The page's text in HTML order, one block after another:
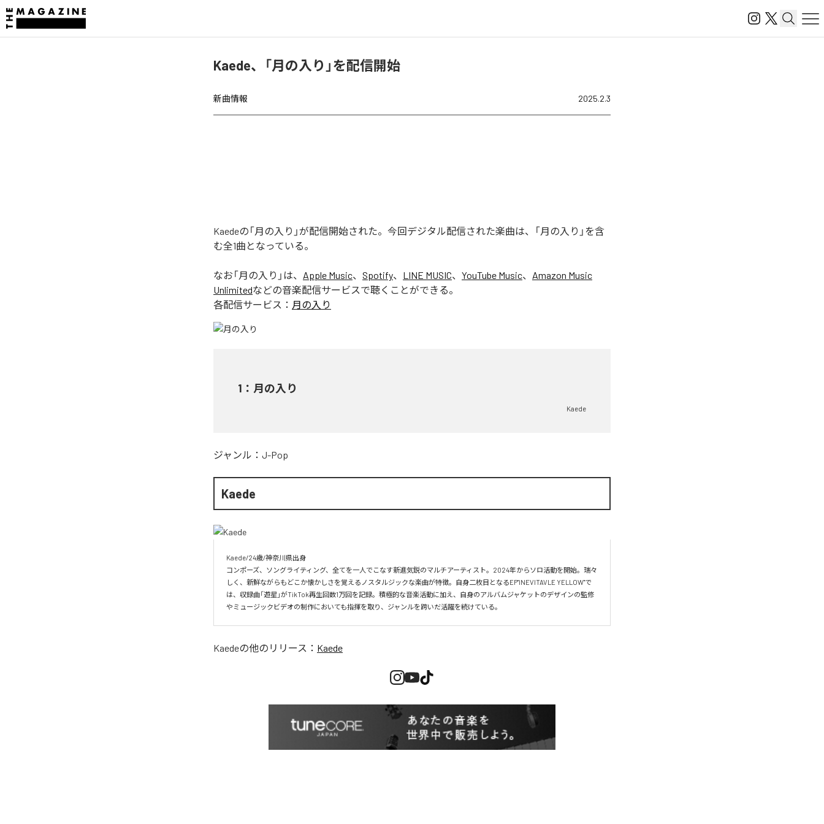
Kaede、「月の入り」を配信開始
新曲情報 2025.2.3
Kaedeの「月の入り」が配信開始された。今回デジタル配信された楽曲は、「月の入り」を含
む全1曲となっている。
なお「月の入り 」は、 Apple Music、 Spotify、 LINE MUSIC、 YouTube Music、 Amazon Music
Unlimitedなどの音楽配信サービスで聴くことができる。
各配信サービス： 月の入り
1 ： 月の入り
Kaede
ジャンル： J-Pop
Kaede
Kaede/24歳/神奈川県出身
コンポーズ、ソングライティング、全てを一人でこなす新進気鋭のマルチアーティスト。2024年からソロ活動を開始。瑞々
しく、新鮮ながらもどこか懐かしさを覚えるノスタルジックな楽曲が特徴。自身二枚目となるEP"INEVITAVLE YELLOW"で
は、収録曲「遊星」がTikTok再生回数1万回を記録。積極的な音楽活動に加え、自身のアルバムジャケットのデザインの監修
やミュージックビデオの制作においても指揮を取り、ジャンルを跨いだ活躍を続けている。
Kaedeの他のリリース： Kaede